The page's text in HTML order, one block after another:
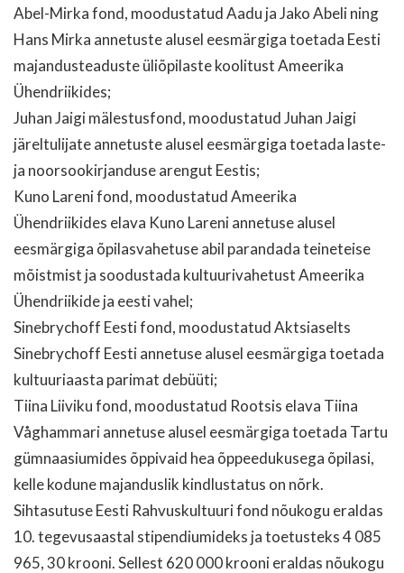
Abel-Mirka fond, moodustatud Aadu ja Jako Abeli ning
Hans Mirka annetuste alusel eesmärgiga toetada Eesti
majandusteaduste üliõpilaste koolitust Ameerika
Ühendriikides;
Juhan Jaigi mälestusfond, moodustatud Juhan Jaigi
järeltulijate annetuste alusel eesmärgiga toetada laste-
ja noorsookirjanduse arengut Eestis;
Kuno Lareni fond, moodustatud Ameerika
Ühendriikides elava Kuno Lareni annetuse alusel
eesmärgiga õpilasvahetuse abil parandada teineteise
mõistmist ja soodustada kultuurivahetust Ameerika
Ühendriikide ja eesti vahel;
Sinebrychoff Eesti fond, moodustatud Aktsiaselts
Sinebrychoff Eesti annetuse alusel eesmärgiga toetada
kultuuriaasta parimat debüüti;
Tiina Liiviku fond, moodustatud Rootsis elava Tiina
Våghammari annetuse alusel eesmärgiga toetada Tartu
gümnaasiumides õppivaid hea õppeedukusega õpilasi,
kelle kodune majanduslik kindlustatus on nõrk.
Sihtasutuse Eesti Rahvuskultuuri fond nõukogu eraldas
10. tegevusaastal stipendiumideks ja toetusteks 4 085
965, 30 krooni. Sellest 620 000 krooni eraldas nõukogu